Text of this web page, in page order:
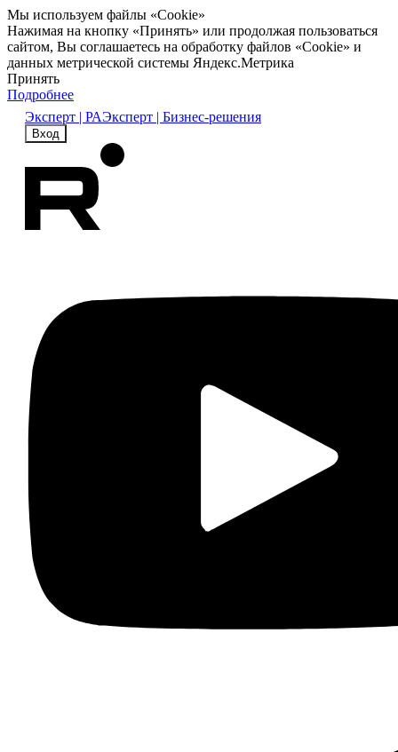
Мы используем файлы «Cookie»
Нажимая на кнопку «Принять» или продолжая пользоваться
сайтом, Вы соглашаетесь на обработку файлов «Cookie» и
данных метрической системы Яндекс.Метрика
Принять
Подробнее
Эксперт | РАЭксперт | Бизнес-решения
Вход